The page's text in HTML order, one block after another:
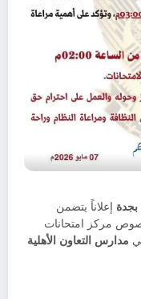
بجدة إعلاناً يتضمن
مركز امتحانات
مدارس التعاون الأهلية